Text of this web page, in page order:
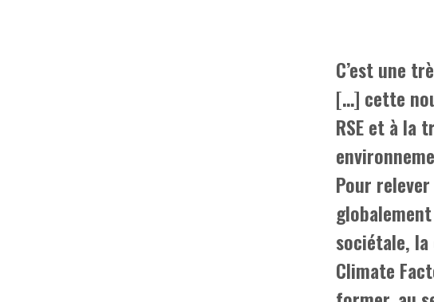
C’est une
[…] cette
RSE et à la
Pour
sociétale,
Climate